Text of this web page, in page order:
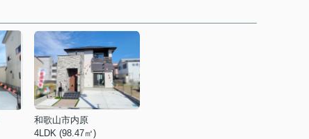
和歌山市内原
4LDK (98.47㎡)